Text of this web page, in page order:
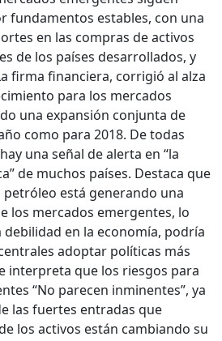
fundamentos estables, con una
en las compras de activos
de los países desarrollados, y
firma financiera, corrigió al alza
para los mercados
una expansión conjunta de
como para 2018. De todas
una señal de alerta en “la
de muchos países. Destaca que
petróleo está generando una
los mercados emergentes, lo
en la economía, podría
adoptar políticas más
interpreta que los riesgos para
“No parecen inminentes”, ya
las fuertes entradas que
los activos están cambiando su